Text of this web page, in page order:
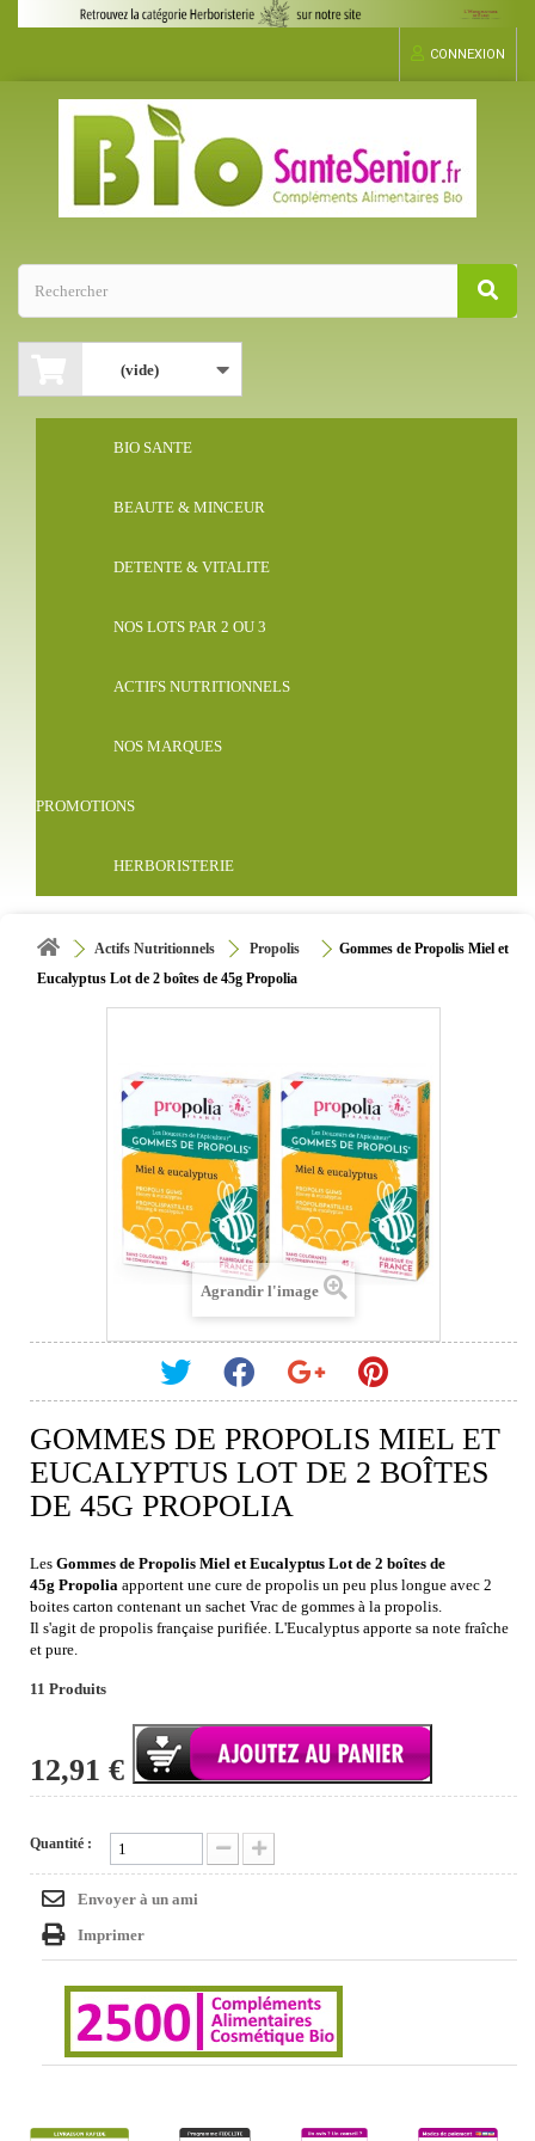
CONNEXION
(vide)
BIO SANTE
BEAUTE & MINCEUR
DETENTE & VITALITE
NOS LOTS PAR 2 OU 3
ACTIFS NUTRITIONNELS
NOS MARQUES
PROMOTIONS
HERBORISTERIE
Actifs Nutritionnels Propolis
Gommes de Propolis Miel et
Eucalyptus Lot de 2 boîtes de 45g Propolia
Agrandir l'image
GOMMES DE PROPOLIS MIEL ET
EUCALYPTUS LOT DE 2 BOÎTES
DE 45G PROPOLIA
Les Gommes de Propolis Miel et Eucalyptus Lot de 2 boîtes de
45g Propolia apportent une cure de propolis un peu plus longue avec 2
boites carton contenant un sachet Vrac de gommes à la propolis.
Il s'agit de propolis française purifiée. L'Eucalyptus apporte sa note fraîche
et pure.
11 Produits
12,91 €
Quantité :
Envoyer à un ami
Imprimer